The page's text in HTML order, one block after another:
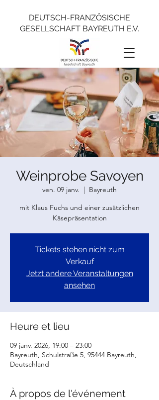
DEUTSCH-FRANZÖSISCHE
GESELLSCHAFT BAYREUTH E.V.
Weinprobe Savoyen
ven. 09 janv.
  |
Bayreuth
mit Klaus Fuchs und einer zusätzlichen
Käsepräsentation
Tickets stehen nicht zum
Verkauf
Jetzt andere Veranstaltungen
ansehen
Heure et lieu
09 janv. 2026, 19:00 – 23:00
Bayreuth, Schulstraße 5, 95444 Bayreuth,
Deutschland
À propos de l'événement